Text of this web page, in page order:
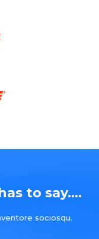
to say....
sociosqu.